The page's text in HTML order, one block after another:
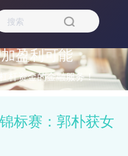
盈利可能
杆资金的金融服务！
标赛：郭朴获女